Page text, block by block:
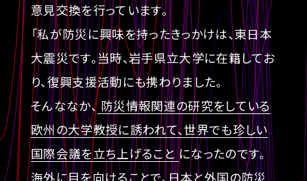
意見交換を行っています。
「私が防災に興味を持ったきっかけは、東日本
大震災です。当時、岩手県立大学に在籍してお
り、復興支援活動にも携わりました。
そんななか、 防災情報関連の研究をしている
欧州の大学教授に誘われて、世界でも珍しい
国際会議を立ち上げること になったのです。
海外に目を向けることで、日本と外国の防災